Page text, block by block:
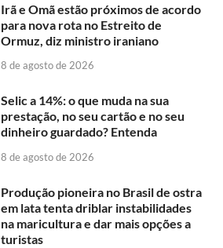
Irã e Omã estão próximos de acordo
para nova rota no Estreito de
Ormuz, diz ministro iraniano
8 de agosto de 2026
Selic a 14%: o que muda na sua
prestação, no seu cartão e no seu
dinheiro guardado? Entenda
8 de agosto de 2026
Produção pioneira no Brasil de ostra
em lata tenta driblar instabilidades
na maricultura e dar mais opções a
turistas